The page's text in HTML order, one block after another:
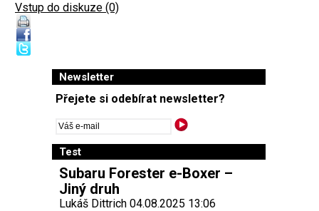
Vstup do diskuze (0)
Newsletter
Přejete si odebírat newsletter?
Test
Subaru Forester e-Boxer –
Jiný druh
Lukáš Dittrich 04.08.2025 13:06